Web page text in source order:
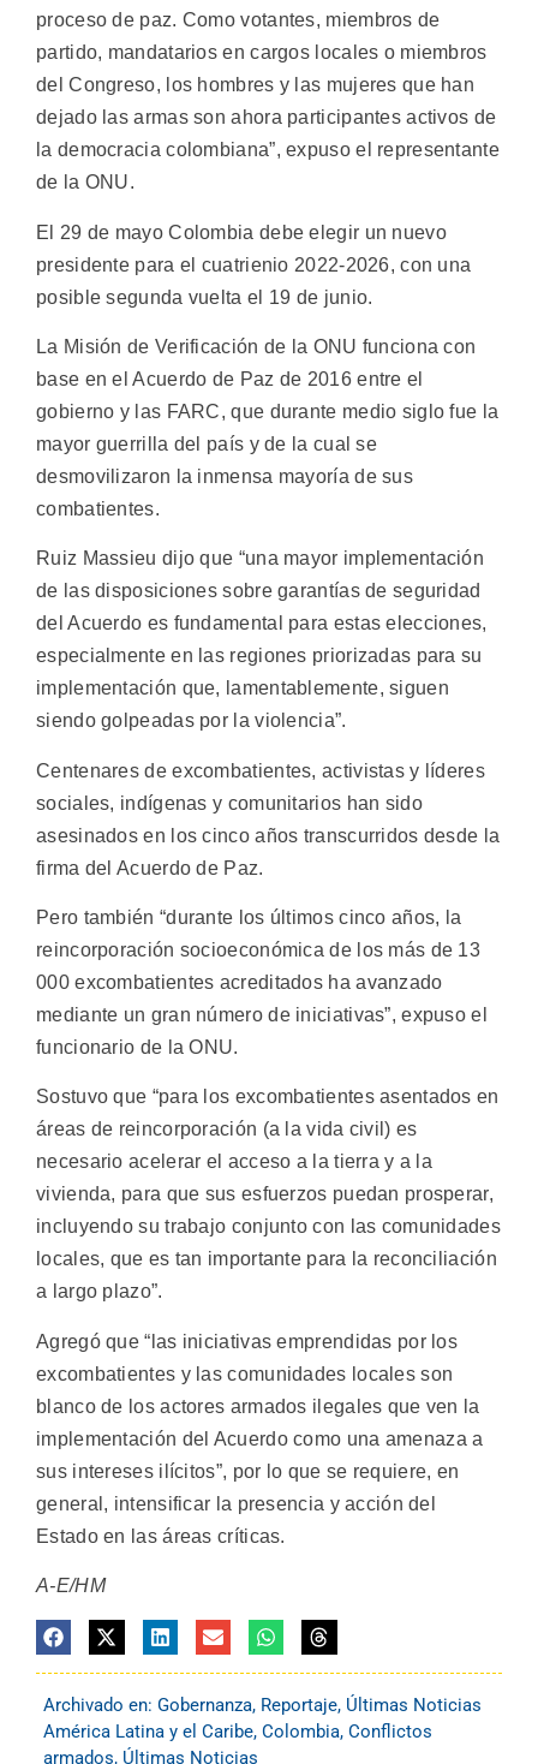
proceso de paz. Como votantes, miembros de
partido, mandatarios en cargos locales o miembros
del Congreso, los hombres y las mujeres que han
dejado las armas son ahora participantes activos de
la democracia colombiana”, expuso el representante
de la ONU.
El 29 de mayo Colombia debe elegir un nuevo
presidente para el cuatrienio 2022-2026, con una
posible segunda vuelta el 19 de junio.
La Misión de Verificación de la ONU funciona con
base en el Acuerdo de Paz de 2016 entre el
gobierno y las FARC, que durante medio siglo fue la
mayor guerrilla del país y de la cual se
desmovilizaron la inmensa mayoría de sus
combatientes.
Ruiz Massieu dijo que “una mayor implementación
de las disposiciones sobre garantías de seguridad
del Acuerdo es fundamental para estas elecciones,
especialmente en las regiones priorizadas para su
implementación que, lamentablemente, siguen
siendo golpeadas por la violencia”.
Centenares de excombatientes, activistas y líderes
sociales, indígenas y comunitarios han sido
asesinados en los cinco años transcurridos desde la
firma del Acuerdo de Paz.
Pero también “durante los últimos cinco años, la
reincorporación socioeconómica de los más de 13
000 excombatientes acreditados ha avanzado
mediante un gran número de iniciativas”, expuso el
funcionario de la ONU.
Sostuvo que “para los excombatientes asentados en
áreas de reincorporación (a la vida civil) es
necesario acelerar el acceso a la tierra y a la
vivienda, para que sus esfuerzos puedan prosperar,
incluyendo su trabajo conjunto con las comunidades
locales, que es tan importante para la reconciliación
a largo plazo”.
Agregó que “las iniciativas emprendidas por los
excombatientes y las comunidades locales son
blanco de los actores armados ilegales que ven la
implementación del Acuerdo como una amenaza a
sus intereses ilícitos”, por lo que se requiere, en
general, intensificar la presencia y acción del
Estado en las áreas críticas.
A-E/HM
Archivado en: Gobernanza, Reportaje, Últimas Noticias
América Latina y el Caribe, Colombia, Conflictos
armados, Últimas Noticias